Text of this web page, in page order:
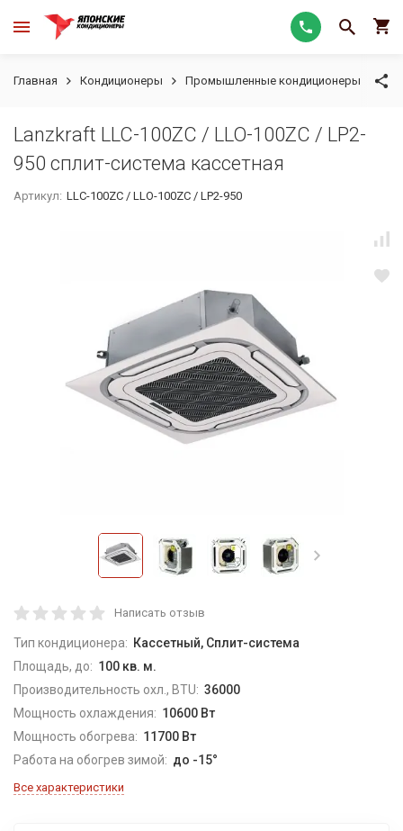
Главная Кондиционеры Промышленные кондиционеры
Lanzkraft LLC-100ZС / LLO-100ZС / LP2-
950 сплит-система кассетная
Артикул: LLC-100ZС / LLO-100ZС / LP2-950
Написать отзыв
Тип кондиционера: Кассетный, Сплит-система
Площадь, до: 100 кв. м.
Производительность охл., BTU: 36000
Мощность охлаждения: 10600 Вт
Мощность обогрева: 11700 Вт
Работа на обогрев зимой: до -15°
Все характеристики